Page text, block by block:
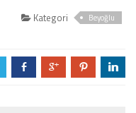
Kategori Beyoğlu
b c d j